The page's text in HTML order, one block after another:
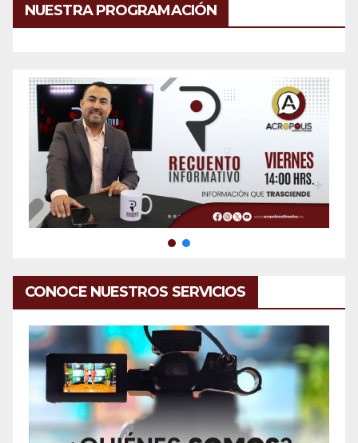
NUESTRA PROGRAMACIÓN
CONOCE NUESTROS SERVICIOS